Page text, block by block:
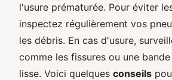
l'usure prématurée. Pour éviter
inspectez régulièrement vos
les débris. En cas d'usure,
comme les fissures ou une
lisse. Voici quelques conseils